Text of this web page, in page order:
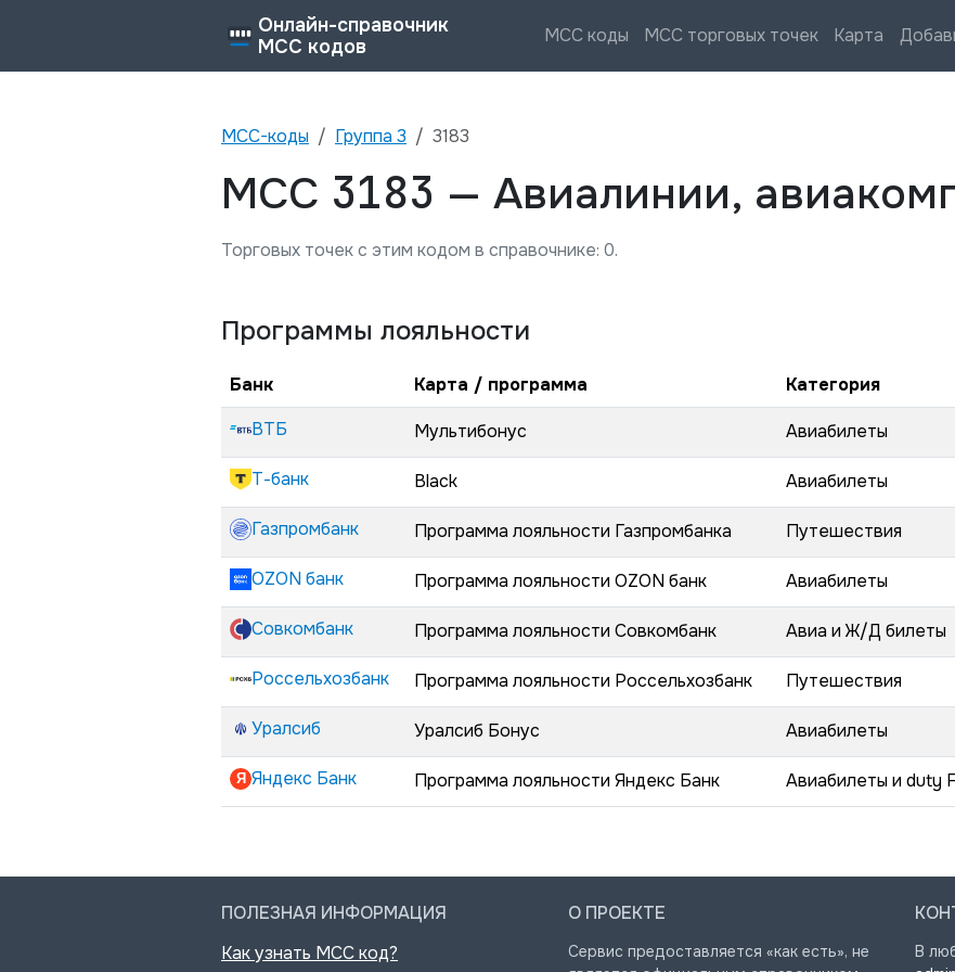
Онлайн-справочник
MCC кодов
MCC коды MCC торговых точек Карта
MCC-коды Группа 3 3183
MCC 3183 — Авиалинии,
Торговых точек с этим кодом в справочнике: 0.
Программы лояльности
Банк Карта / программа Категория
ВТБ
Мультибонус Авиабилеты
Т-банк Black Авиабилеты
Газпромбанк Программа лояльности Газпромбанка Путешествия
OZON банк Программа лояльности OZON банк Авиабилеты
Совкомбанк Программа лояльности Совкомбанк Авиа и Ж/Д билеты
Россельхозбанк Программа лояльности Россельхозбанк Путешествия
Уралсиб Уралсиб Бонус Авиабилеты
Яндекс Банк Программа лояльности Яндекс Банк Авиабилеты и duty
ПОЛЕЗНАЯ ИНФОРМАЦИЯ
Как узнать MCC код?
О ПРОЕКТЕ
Сервис предоставляется «как есть», не
В